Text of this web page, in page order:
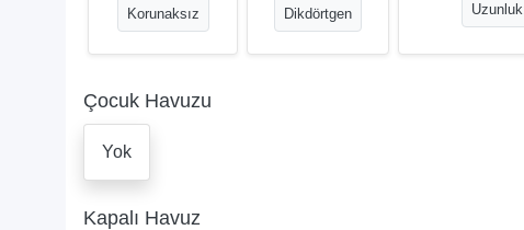
Korunaksız Dikdörtgen
Çocuk Havuzu
Yok
Kapalı Havuz